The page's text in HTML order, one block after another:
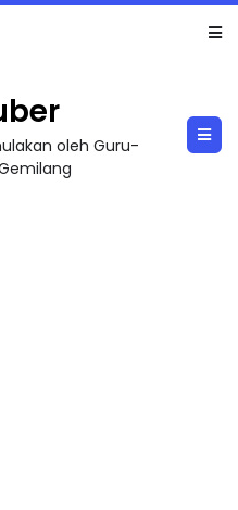
oleh Guru-